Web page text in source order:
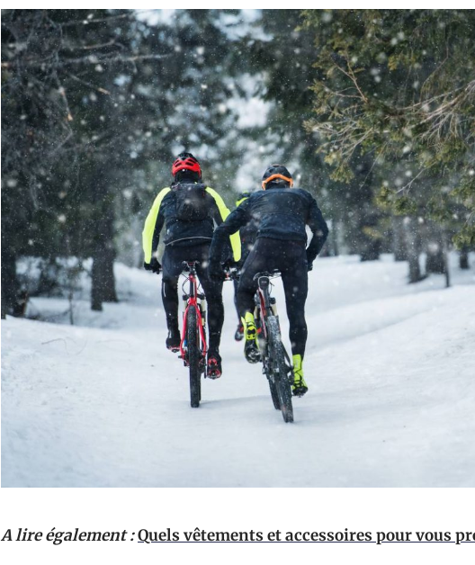
A lire également :Quels vêtements et accessoires pour vous